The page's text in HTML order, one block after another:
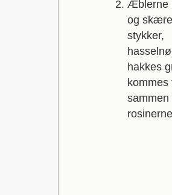
Æblerne
og
stykker,
hakkes
kommes
sammen